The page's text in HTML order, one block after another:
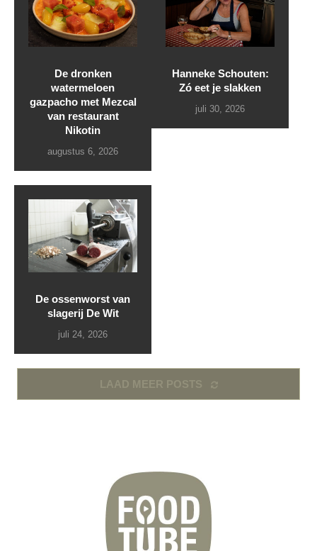
De dronken
watermeloen
gazpacho met Mezcal
van restaurant
Nikotin
augustus 6, 2026
Hanneke Schouten:
Zó eet je slakken
juli 30, 2026
De ossenworst van
slagerij De Wit
juli 24, 2026